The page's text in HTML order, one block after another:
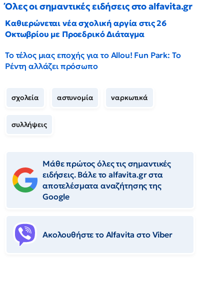
Όλες οι σημαντικές ειδήσεις στο alfavita.gr
Καθιερώνεται νέα σχολική αργία στις 26
Οκτωβρίου με Προεδρικό Διάταγμα
Το τέλος μιας εποχής για το Allou! Fun Park: Το
Ρέντη αλλάζει πρόσωπο
σχολεία αστυνομία ναρκωτικά
συλλήψεις
Μάθε πρώτος όλες τις σημαντικές
ειδήσεις. Βάλε το alfavita.gr στα
αποτελέσματα αναζήτησης της
Google
Ακολουθήστε το Αlfavita στο Viber